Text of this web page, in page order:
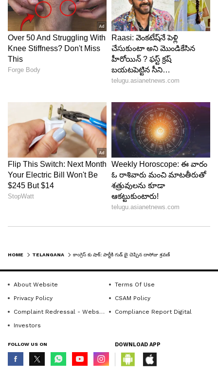
HOME TELANGANA కాంగ్రెస్ కు షాక్: పార్టీకి గుడ్ బై చెప్పిన దాసోజు శ్రవణ్
About Website
Terms Of Use
Privacy Policy
CSAM Policy
Complaint Redressal - Website
Compliance Report Digital
Investors
FOLLOW US ON DOWNLOAD APP